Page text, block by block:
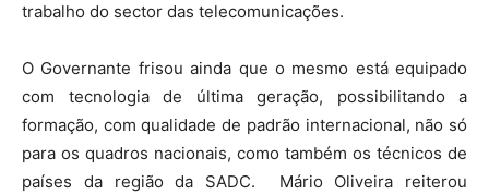
trabalho do sector das telecomunicações.
O Governante frisou ainda que o mesmo está equipado
com tecnologia de última geração, possibilitando a
formação, com qualidade de padrão internacional, não só
para os quadros nacionais, como também os técnicos de
países da região da SADC. Mário Oliveira reiterou